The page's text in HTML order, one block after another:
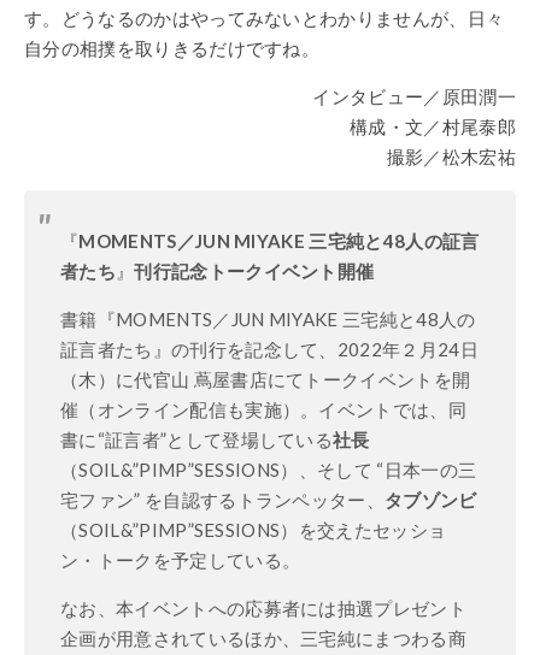
す。どうなるのかはやってみないとわかりませんが、日々
自分の相撲を取りきるだけですね。
インタビュー／原田潤一
構成・文／村尾泰郎
撮影／松木宏祐
『MOMENTS／JUN MIYAKE 三宅純と48人の証言
者たち 』刊行記念トークイベント開催
書籍『MOMENTS／JUN MIYAKE 三宅純と48人の
証言者たち』の刊行を記念して、2022年２月24日
（木）に代官山 蔦屋書店にてトークイベントを開
催（オンライン配信も実施）。イベントでは、同
書に“証言者”として登場している社長
（SOIL&”PIMP”SESSIONS）、そして “日本一の三
宅ファン” を自認するトランペッター、 タブゾンビ
（SOIL&”PIMP”SESSIONS）を交えたセッショ
ン・トークを予定している。
なお、本イベントへの応募者には抽選プレゼント
企画が用意されているほか、三宅純にまつわる商